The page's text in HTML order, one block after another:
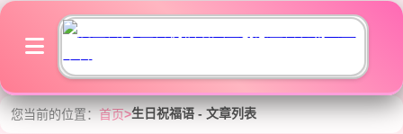
您当前的位置：首页>生日祝福语 - 文章列表